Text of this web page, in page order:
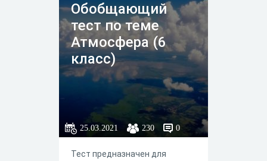
Обобщающий
тест по теме
Атмосфера (6
класс)
25.03.2021 230 0
Тест предназначен для